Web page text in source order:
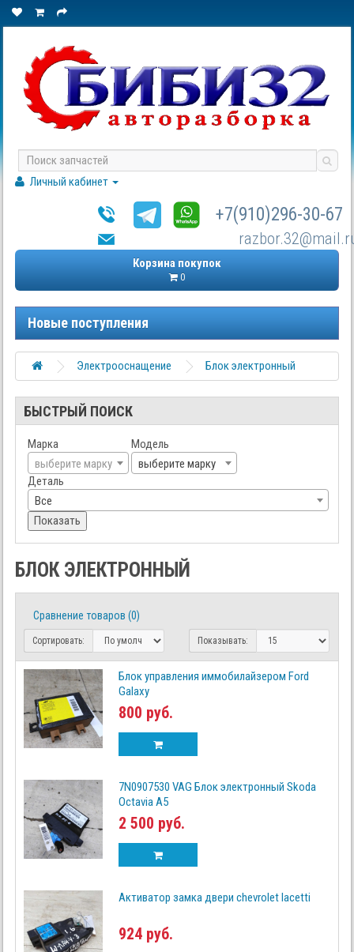
Личный кабинет
+7(910)296-30-67
Корзина покупок
0
Новые поступления
Электрооснащение Блок электронный
БЫСТРЫЙ ПОИСК
Марка
выберите марку
Модель
выберите марку
Деталь
Все
Показать
БЛОК ЭЛЕКТРОННЫЙ
Сравнение товаров (0)
Сортировать: Показывать:
Блок управления иммобилайзером Ford
Galaxy
800 руб.
7N0907530 VAG Блок электронный Skoda
Octavia A5
2 500 руб.
Активатор замка двери chevrolet lacetti
924 руб.